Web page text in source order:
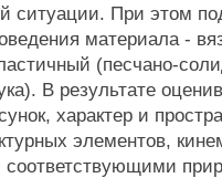
ситуации. При этом
материала -
(песчано-
В результате
характер и
элементов,
соответствующими